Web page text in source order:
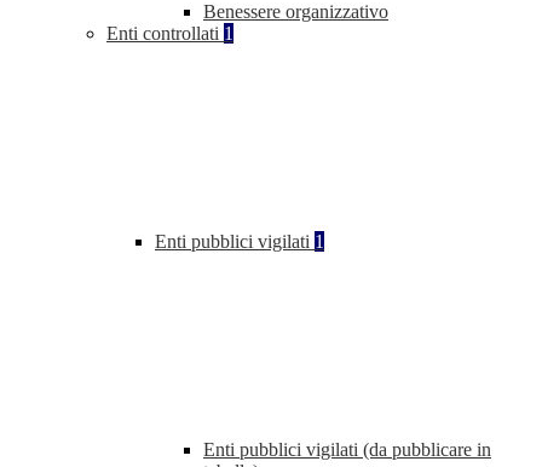
Benessere organizzativo
Enti controllati 1
Enti pubblici vigilati 1
Enti pubblici vigilati (da pubblicare in